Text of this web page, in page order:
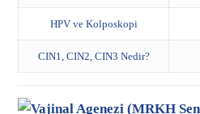
HPV ve Kolposkopi
CIN1, CIN2, CIN3 Nedir?